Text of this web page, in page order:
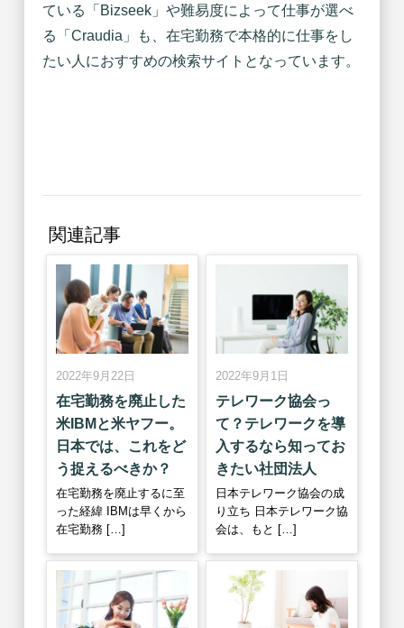
ている「Bizseek」や難易度によって仕事が選べ
る「Craudia」も、在宅勤務で本格的に仕事をし
たい人におすすめの検索サイトとなっています。
関連記事
2022年9月22日
在宅勤務を廃止した
米IBMと米ヤフー。
日本では、これをど
う捉えるべきか？
在宅勤務を廃止するに至
った経緯 IBMは早くから
在宅勤務 […]
2022年9月1日
テレワーク協会っ
て？テレワークを導
入するなら知ってお
きたい社団法人
日本テレワーク協会の成
り立ち 日本テレワーク協
会は、もと […]